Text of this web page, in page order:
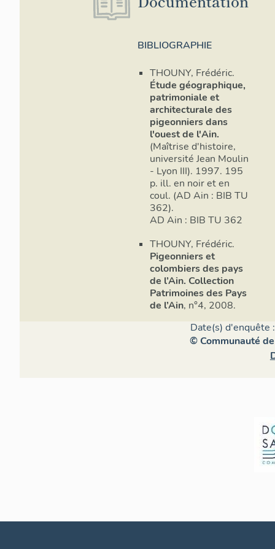
BIBLIOGRAPHIE
THOUNY, Frédéric.
Étude géographique,
patrimoniale et
architecturale des
pigeonniers dans
l'ouest de l'Ain.
(Maîtrise d'histoire,
université Jean Moulin
- Lyon III). 1997. 195
p. ill. en noir et en
coul. (AD Ain : BIB TU
362).
AD Ain : BIB TU 362
THOUNY, Frédéric.
Pigeonniers et
colombiers des pays
de l’Ain. Collection
Patrimoines des Pays
de l’Ain, n°4, 2008.
Date(s) d'enquête
© Communauté